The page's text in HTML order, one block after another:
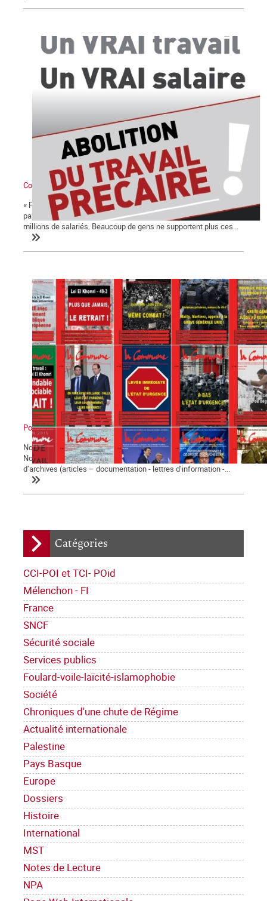
Catégories
CCI-POI et TCI- POid
Mélenchon - FI
France
SNCF
Sécurité sociale
Services publics
Foulard-voile-laïcité-islamophobie
Société
Chroniques d'une chute de Régime
Actualité internationale
Palestine
Pays Basque
Europe
Dossiers
Histoire
International
MST
Notes de Lecture
NPA
Comment naît le besoin d’un parti des travailleurs
« Personne ne nous représente ». Cet ouvrier de Roubaix sollicité
par le Point 1 à propos des élections exprime la sensation de
millions de salariés. Beaucoup de gens ne supportent plus ces...
Pourquoi militer avec La Commune ?
Notre journal La Commune paraît depuis bientôt vingt-cinq ans.
Notre site web met à la disposition de tous quinze années
d’archives (articles – documentation - lettres d’information -...